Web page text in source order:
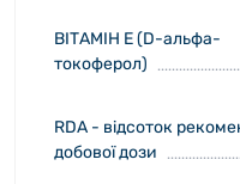
ВІТАМІН Е (D-альфа-
токоферол)
RDA - відсоток
добової дози